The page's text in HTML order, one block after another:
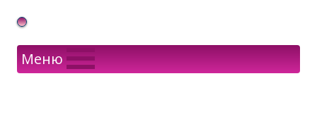
Gif Открытки в подарок
Меню